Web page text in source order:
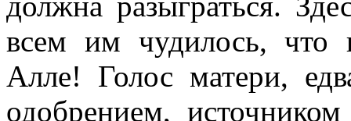
всем им чудилось,
Алле! Голос матери,
одобрением,